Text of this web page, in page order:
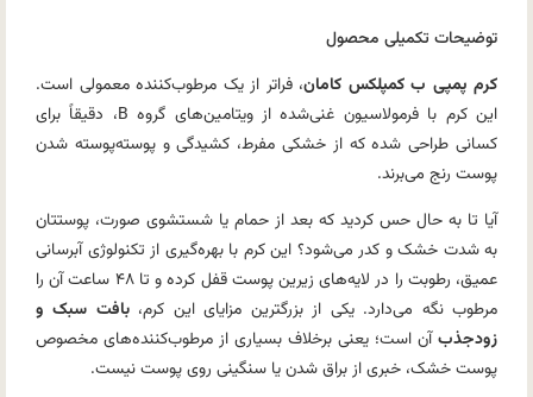
توضیحات تکمیلی محصول
کرم پمپی ب کمپلکس کامان، فراتر از یک مرطوب‌کننده معمولی است.
این کرم با فرمولاسیون غنی‌شده از ویتامین‌های گروه B، دقیقاً برای
کسانی طراحی شده که از خشکی مفرط، کشیدگی و پوسته‌پوسته شدن
پوست رنج می‌برند.
آیا تا به حال حس کردید که بعد از حمام یا شستشوی صورت، پوستتان
به شدت خشک و کدر می‌شود؟ این کرم با بهره‌گیری از تکنولوژی آبرسانی
عمیق، رطوبت را در لایه‌های زیرین پوست قفل کرده و تا ۴۸ ساعت آن را
مرطوب نگه می‌دارد. یکی از بزرگترین مزایای این کرم،بافت سبک و
زودجذبآن است؛ یعنی برخلاف بسیاری از مرطوب‌کننده‌های مخصوص
پوست خشک، خبری از براق شدن یا سنگینی روی پوست نیست.